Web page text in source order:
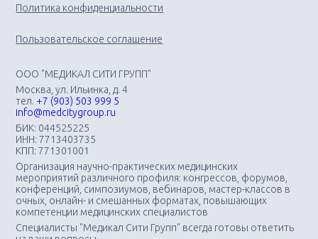
Политика конфиденциальности
Пользовательское соглашение
ООО "МЕДИКАЛ СИТИ ГРУПП"
Москва, ул. Ильинка, д. 4
тел. +7 (903) 503 999 5
info@medcitygroup.ru
БИК: 044525225
ИНН: 7713403735
КПП: 771301001
Организация научно-практических медицинских
мероприятий различного профиля: конгрессов, форумов,
конференций, симпозиумов, вебинаров, мастер-классов в
очных, онлайн- и смешанных форматах, повышающих
компетенции медицинских специалистов
Специалисты "Медикал Сити Групп" всегда готовы ответить